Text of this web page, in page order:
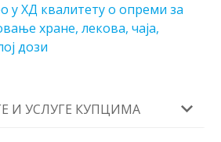
у ХД квалитету о опреми за
хране, лекова, чаја,
дози
И УСЛУГЕ КУПЦИМА